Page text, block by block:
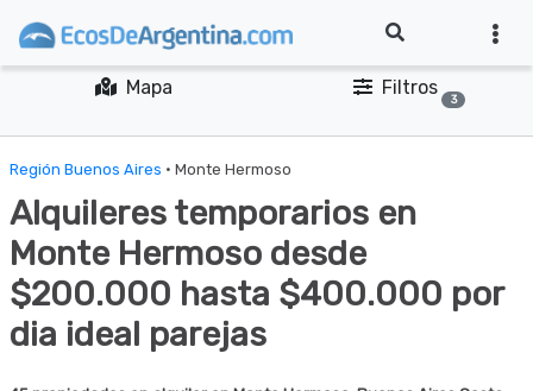
Mapa Filtros
3
Región Buenos Aires · Monte Hermoso
Alquileres temporarios en
Monte Hermoso desde
$200.000 hasta $400.000 por
dia ideal parejas